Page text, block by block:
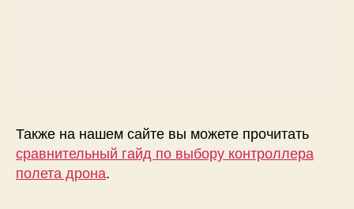
Также на нашем сайте вы можете прочитать
сравнительный гайд по выбору контроллера
полета дрона.